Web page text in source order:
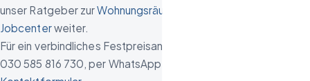
unser Ratgeber zurWohnungsräumung mit Sozialamt oder
Jobcenterweiter.
Für ein verbindliches Festpreisangebot erreichen Sie uns unter
030 585 816 730, per WhatsApp oder über unser